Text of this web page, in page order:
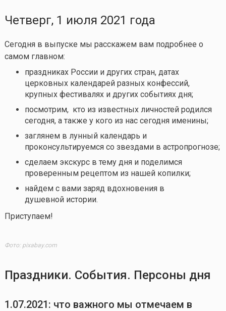
Четверг, 1 июля 2021 года
Сегодня в выпуске мы расскажем вам подробнее о
самом главном:
праздниках России и других стран, датах
церковных календарей разных конфессий,
крупных фестивалях и других событиях дня;
посмотрим, кто из известных личностей родился
сегодня, а также у кого из нас сегодня именины;
заглянем в лунный календарь и
проконсультируемся со звездами в астропрогнозе;
сделаем экскурс в тему дня и поделимся
проверенным рецептом из нашей копилки;
найдем с вами заряд вдохновения в
душевной истории.
Приступаем!
Фото: pixabay.com
Праздники. События. Персоны дня
1.07.2021: что важного мы отмечаем в